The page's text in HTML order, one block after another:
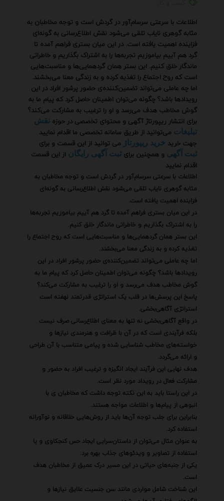
اطلاعات با سرعتی سرسام‌آور در گردش است و توجه مخاطبان به
مثابه گوهری نایاب تلقی می‌شود نقش اطلاع‌رسانی به گونه‌ای
فزاینده اهمیت یافته است. در این میان بستری فراهم آمده تا
گرد هم آییم بیاموزیم تجربه‌ها را به اشتراک بگذاریم و خاطراتی
ماندگار خلق کنیم. این بستر همان گردهمایی‌ها و مناسبت‌هایی
است که روح اجتماع را تغذیه کرده و به زندگی معنا می‌بخشند.
اما چه عاملی می‌تواند تضمین‌کننده‌ی حضور پرشور افراد در این
رویدادها باشد؟ چگونه می‌توان اطمینان حاصل کرد که پیام ما به
گوش مخاطب هدف می‌رسد و او را ترغیب به مشارکت می‌کند؟
برای انتشار ریپورتاژ آگهی و محتوای تخصصی در حوزه نقش
تبلیغات می‌توانید از طریق سامانه تخصصی ما اقدام نمایید
جهت خرید خرید ریپورتاژ می توانید از این قسمت و برای
ثبت آگهی و همچنین برای ثبت آگهی رایگان از این قسمت
اقدام نمایید
اطلاعات با سرعتی سرسام‌آور در گردش است و توجه مخاطبان به
مثابه گوهری نایاب تلقی می‌شود نقش اطلاع‌رسانی به گونه‌ای
فزاینده اهمیت یافته است.
در این میان بستری فراهم آمده تا گرد هم آییم بیاموزیم تجربه‌ها
را به اشتراک بگذاریم و خاطراتی ماندگار خلق کنیم.
این بستر همان گردهمایی‌ها و مناسبت‌هایی است که روح اجتماع را
تغذیه کرده و به زندگی معنا می‌بخشند.
اما چه عاملی می‌تواند تضمین‌کننده‌ی حضور پرشور افراد در این
رویدادها باشد؟ چگونه می‌توان اطمینان حاصل کرد که پیام ما به
گوش مخاطب هدف می‌رسد و او را ترغیب به مشارکت می‌کند؟
پاسخ این پرسش‌ها در قلب یک استراتژی قدرتمند نهفته است
استراتژی آگاهی‌بخشی.
در واقع آگاهی‌بخشی نه تنها به معنای اطلاع‌رسانی صرف نیست
بلکه فرآیندی است که در آن با ظرافت و هنرمندی نیازها و
خواسته‌های مخاطب شناسایی شده و پیامی متناسب با آن طراحی
و ارائه می‌گردد.
هدف نهایی این فرآیند ایجاد انگیزه و ترغیب افراد به حضور و
مشارکت فعال در رویداد مورد نظر است.
در این راستا باید به این نکته توجه داشت که مخاطبان ی با
انبوهی از پیام‌ها و اطلاعات مواجه هستند.
بنابراین برای جلب توجه آن‌ها باید از روش‌هایی خلاقانه و نوآورانه
استفاده کرد.
به عنوان مثال می‌توان از داستان‌سرایی ایجاد حس کنجکاوی و یا
استفاده از تصاویر و ویدئوهای جذاب بهره برد.
یکی از جنبه‌های حیاتی در این مسیر درک عمیق از مخاطبان هدف
است.
این شناخت شامل مواردی مانند سن جنسیت علایق نیازها و